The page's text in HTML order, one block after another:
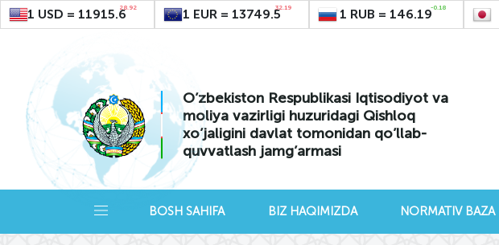
1 USD = 11915.628.92 1 EUR = 13749.532.19 1 RUB = 146.19-0.18
O’zbekiston Respublikasi Iqtisodiyot va
moliya vazirligi huzuridagi Qishloq
xo’jaligini davlat tomonidan qo’llab-
quvvatlash jamg’armasi
BOSH SAHIFA BIZ HAQIMIZDA NORMATIV BAZA